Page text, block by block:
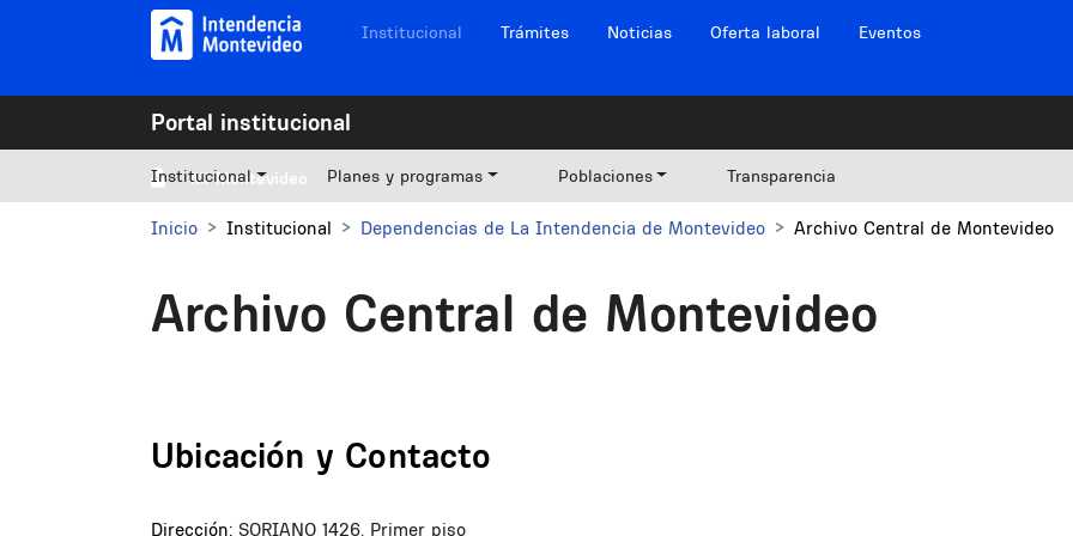
Pasar al contenido principal Navegación sitios
Institucional Trámites Noticias Oferta laboral Eventos
Portal institucional
Mi Montevideo
Institucional Planes y programas Poblaciones Transparencia
Inicio Institucional Dependencias de La Intendencia de Montevideo Archivo Central de Montevideo
Archivo Central de Montevideo
Ubicación y Contacto
Dirección: SORIANO 1426. Primer piso